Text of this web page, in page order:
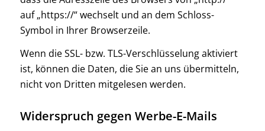
auf „https://“ wechselt und an dem Schloss-
Symbol in Ihrer Browserzeile.
Wenn die SSL- bzw. TLS-Verschlüsselung aktiviert
ist, können die Daten, die Sie an uns übermitteln,
nicht von Dritten mitgelesen werden.
Widerspruch gegen Werbe-E-Mails